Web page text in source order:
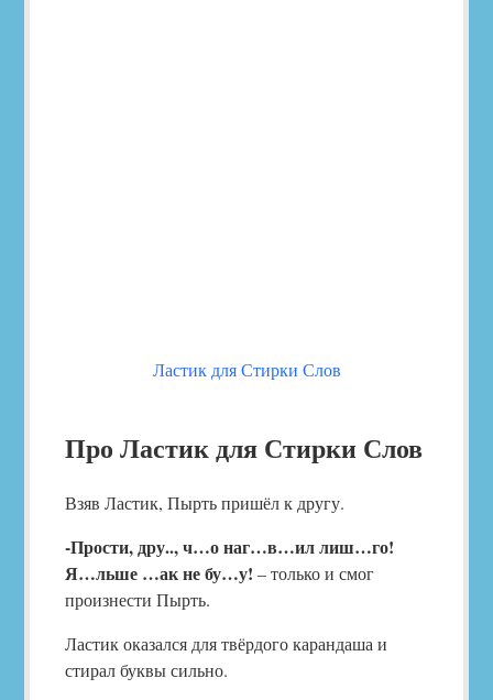
Ластик для Стирки Слов
Про Ластик для Стирки Слов
Взяв Ластик, Пырть пришёл к другу.
-Прости, дру.., ч…о наг…в…ил лиш…го!
Я…льше …ак не бу…у! – только и смог
произнести Пырть.
Ластик оказался для твёрдого карандаша и
стирал буквы сильно.